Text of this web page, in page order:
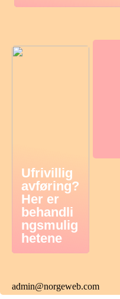
Ufrivillig
avføring?
Her er
behandli
ngsmulig
hetene
admin@norgeweb.com